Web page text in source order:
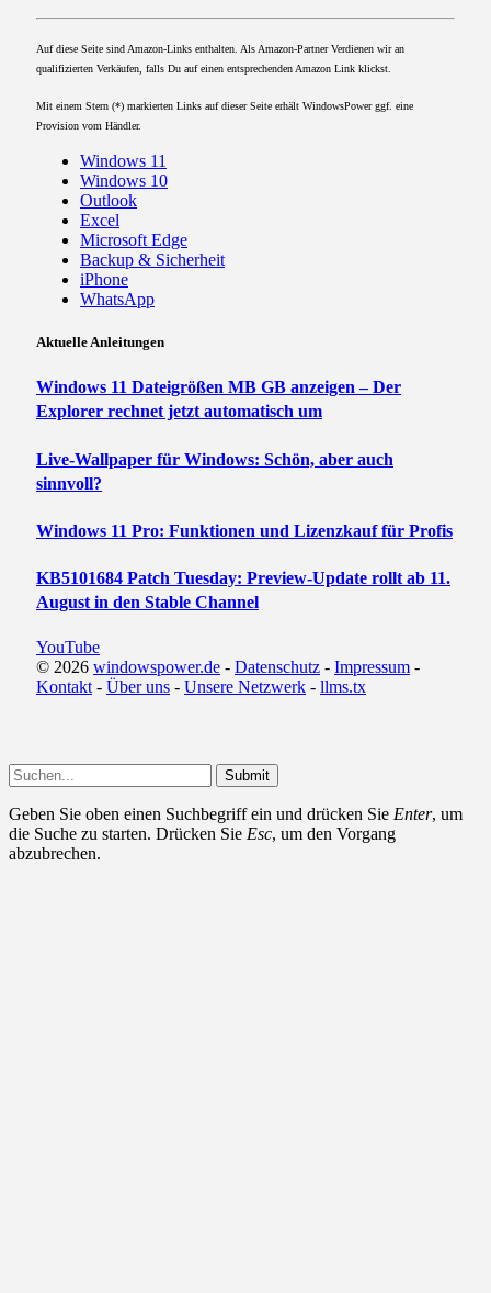
Auf diese Seite sind Amazon-Links enthalten. Als Amazon-Partner Verdienen wir an
qualifizierten Verkäufen, falls Du auf einen entsprechenden Amazon Link klickst.
Mit einem Stern (*) markierten Links auf dieser Seite erhält WindowsPower ggf. eine
Provision vom Händler.
Windows 11
Windows 10
Outlook
Excel
Microsoft Edge
Backup & Sicherheit
iPhone
WhatsApp
Aktuelle Anleitungen
Windows 11 Dateigrößen MB GB anzeigen – Der
Explorer rechnet jetzt automatisch um
Live-Wallpaper für Windows: Schön, aber auch
sinnvoll?
Windows 11 Pro: Funktionen und Lizenzkauf für Profis
KB5101684 Patch Tuesday: Preview-Update rollt ab 11.
August in den Stable Channel
YouTube
© 2026 windowspower.de - Datenschutz - Impressum -
Kontakt - Über uns - Unsere Netzwerk - llms.tx
Submit
Geben Sie oben einen Suchbegriff ein und drücken Sie Enter, um
die Suche zu starten. Drücken Sie Esc, um den Vorgang
abzubrechen.